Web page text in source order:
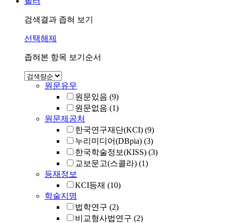
검색결과 좁혀 보기
선택해제
좁혀본 항목 보기순서
원문유무
원문있음 (9)
원문없음 (1)
원문제공처
한국연구재단(KCI) (9)
누리미디어(DBpia) (3)
한국학술정보(KISS) (3)
교보문고(스콜라) (1)
등재정보
KCI등재 (10)
학술지명
법학연구 (2)
비교형사법연구 (2)